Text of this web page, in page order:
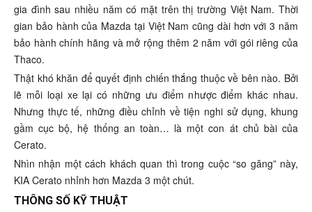
gia đình sau nhiều năm có mặt trên thị trường Việt Nam. Thời
gian bảo hành của Mazda tại Việt Nam cũng dài hơn với 3 năm
bảo hành chính hãng và mở rộng thêm 2 năm với gói riêng của
Thaco.
Thật khó khăn để quyết định chiến thắng thuộc về bên nào. Bởi
lẽ mỗi loại xe lại có những ưu điểm nhược điểm khác nhau.
Nhưng thực tế, những điều chỉnh về tiện nghi sử dụng, khung
gầm cục bộ, hệ thống an toàn… là một con át chủ bài của
Cerato.
Nhìn nhận một cách khách quan thì trong cuộc “so găng” này,
KIA Cerato nhỉnh hơn Mazda 3 một chút.
THÔNG SỐ KỸ THUẬT